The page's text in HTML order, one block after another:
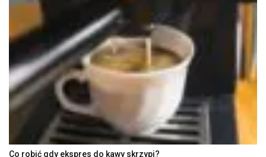
Co robić gdy ekspres do kawy skrzypi?